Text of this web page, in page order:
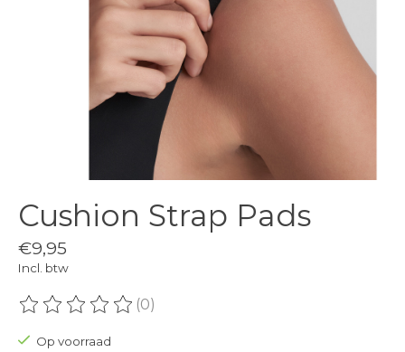
Cushion Strap Pads
€9,95
Incl. btw
De beoordeling van dit product is
(0)
Op voorraad